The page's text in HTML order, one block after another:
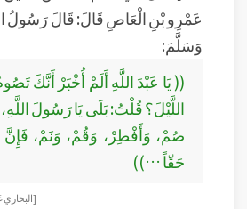
عَمْرِو بْنِ الْعَاصِ قَالَ: قَالَ رَسُولُ
وَسَلَّمَ:
(( يَا عَبْدَ اللَّهِ أَلَمْ أُخْبَرْ أَنَّكَ
اللَّيْلَ؟ قُلْتُ: بَلَى يَا رَسُولَ
صُمْ، وَأَفْطِرْ، وَقُمْ، وَنَمْ،
حَقّاً …))
[البخاري